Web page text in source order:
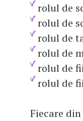
rolul de
rolul de
rolul de
rolul de
rolul de
rolul de
Fiecare